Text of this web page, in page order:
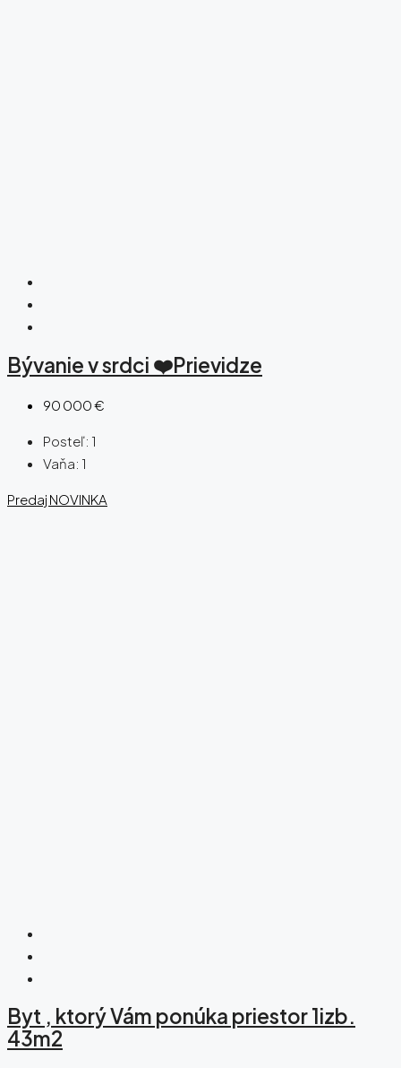
Bývanie v srdci ❤️Prievidze
90 000 €
Posteľ: 1
Vaňa: 1
Predaj NOVINKA
Byt , ktorý Vám ponúka priestor 1izb.
43m2